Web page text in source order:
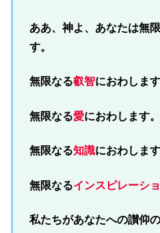
ああ、神よ、あなたは無
す。
無限なる叡智におわします
無限なる愛におわします。
無限なる知識におわします
無限なるインスピレーシ
私たちがあなたへの讃仰